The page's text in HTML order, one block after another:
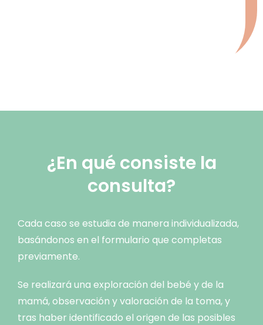
¿En qué consiste la
consulta?
Cada caso se estudia de manera individualizada,
basándonos en el formulario que completas
previamente.
Se realizará una exploración del bebé y de la
mamá, observación y valoración de la toma, y
tras haber identificado el origen de las posibles